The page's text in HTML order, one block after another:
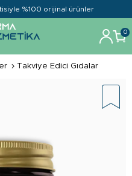
%100 orijinal ürünler
0
Takviye Edici Gıdalar